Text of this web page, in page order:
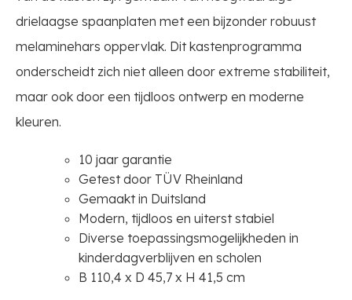
drielaagse spaanplaten met een bijzonder robuust
melaminehars oppervlak. Dit kastenprogramma
onderscheidt zich niet alleen door extreme stabiliteit,
maar ook door een tijdloos ontwerp en moderne
kleuren.
10 jaar garantie
Getest door TÜV Rheinland
Gemaakt in Duitsland
Modern, tijdloos en uiterst stabiel
Diverse toepassingsmogelijkheden in
kinderdagverblijven en scholen
B 110,4 x D 45,7 x H 41,5 cm